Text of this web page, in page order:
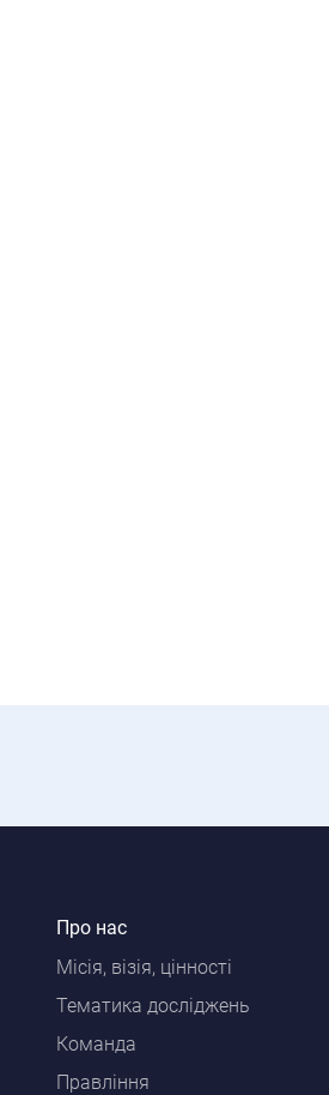
Про нас
Місія, візія, цінності
Тематика досліджень
Команда
Правління